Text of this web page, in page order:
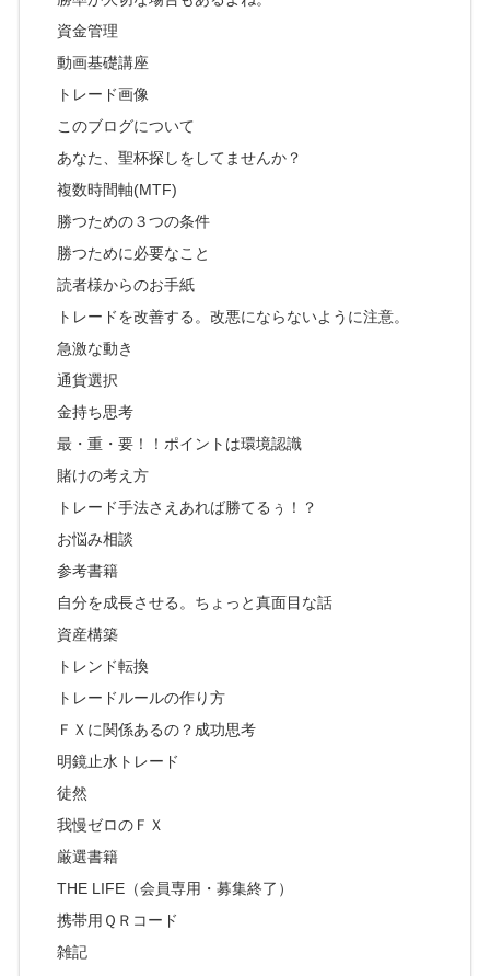
資金管理
動画基礎講座
トレード画像
このブログについて
あなた、聖杯探しをしてませんか？
複数時間軸(MTF)
勝つための３つの条件
勝つために必要なこと
読者様からのお手紙
トレードを改善する。改悪にならないように注意。
急激な動き
通貨選択
金持ち思考
最・重・要！！ポイントは環境認識
賭けの考え方
トレード手法さえあれば勝てるぅ！？
お悩み相談
参考書籍
自分を成長させる。ちょっと真面目な話
資産構築
トレンド転換
トレードルールの作り方
ＦＸに関係あるの？成功思考
明鏡止水トレード
徒然
我慢ゼロのＦＸ
厳選書籍
THE LIFE（会員専用・募集終了）
携帯用ＱＲコード
雑記